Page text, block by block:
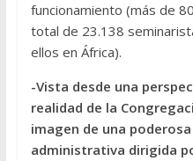
funcionamiento (más de
total de 23.138
ellos en África).
-Vista desde una
realidad de la
imagen de una
administrativa dirigida